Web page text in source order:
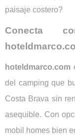
paisaje costero?
Conecta
hoteldmarco.com
del camping que
Costa Brava sin
asequible. Con
mobil homes bien